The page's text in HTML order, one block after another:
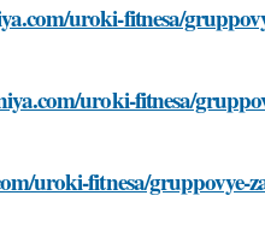
uroki-fitnesa/
uroki-fitnesa/
uroki-fitnesa/gruppovye-